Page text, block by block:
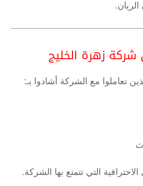
شركة زهرة الخليج
تعاملوا مع الشركة أشادوا بـ:
التي تتمتع بها الشركة.